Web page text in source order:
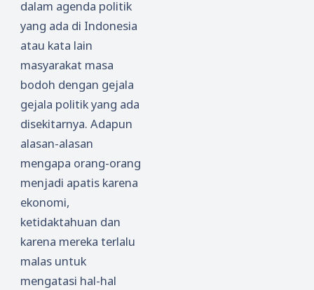
dalam agenda politik
yang ada di Indonesia
atau kata lain
masyarakat masa
bodoh dengan gejala
gejala politik yang ada
disekitarnya. Adapun
alasan-alasan
mengapa orang-orang
menjadi apatis karena
ekonomi,
ketidaktahuan dan
karena mereka terlalu
malas untuk
mengatasi hal-hal